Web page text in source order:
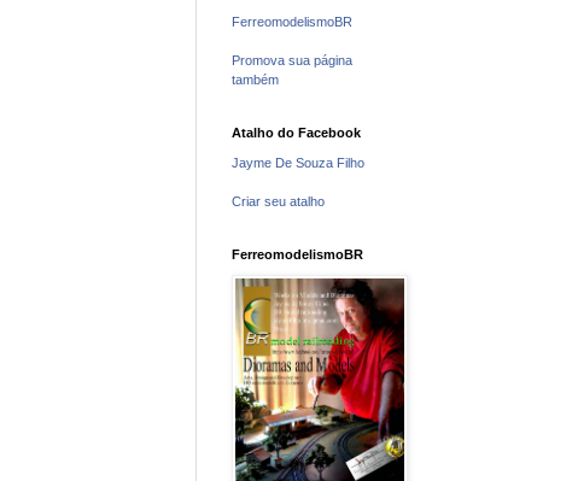
FerreomodelismoBR
Promova sua página
também
Atalho do Facebook
Jayme De Souza Filho
Criar seu atalho
FerreomodelismoBR